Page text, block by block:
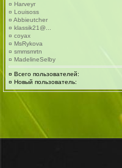
¤ Harveyr
¤ Louisoss
¤ Abbieutcher
¤ klassik21@...
¤ coyax
¤ MsRykova
¤ smmsmrtn
¤ MadelineSelby
¤ Всего пользователей:
¤ Новый пользователь: